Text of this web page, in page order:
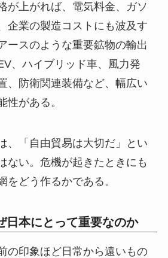
が上がれば、電気料金、ガソ
企業の製造コストにも波及す
ースのような重要鉱物の輸出
、ハイブリッド車、風力発
、防衛関連装備など、幅広い
性がある。
、「自由貿易は大切だ」とい
ない。危機が起きたときにも
をどう作るかである。
日本にとって重要なのか
の印象ほど日常から遠いもの